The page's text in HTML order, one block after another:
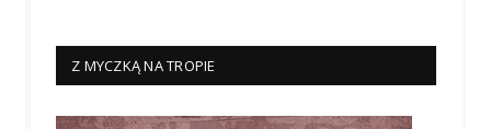
Z MYCZKĄ NA TROPIE